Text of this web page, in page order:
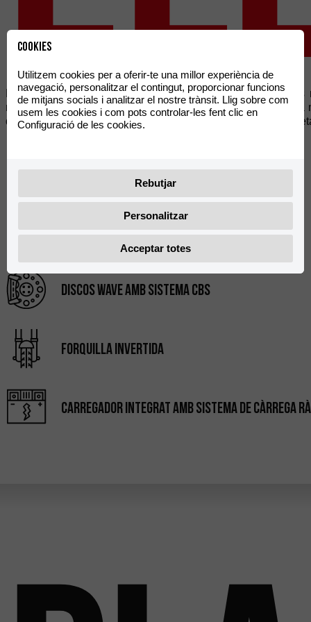
La Rieju NUUK Cargo 6kW està dissenyada per cobrir
repartiment de paqueteria de proximitat. Destaca per la
de gran capacitat sense comprometre l’estabilitat ni la
Classe L3, 125cc
Motor de 6kW
Discos wave amb sistema cbs
Forquilla invertida
Carregador integrat amb Sistema de Càrrega
Cookies
Utilitzem cookies per a oferir-te una millor experiència de
navegació, personalitzar el contingut, proporcionar funcions
de mitjans socials i analitzar el nostre trànsit. Llig sobre com
usem les cookies i com pots controlar-les fent clic en
Configuració de les cookies.
Rebutjar
Personalitzar
Acceptar totes